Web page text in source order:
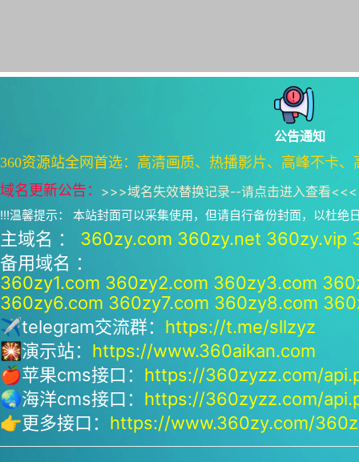
公告通知
360资源站全网首选：高清画质、热播影片、高峰不卡
域名更新公告： >>>域名失效替换记录--请点击进入查看<<<
!!!温馨提示： 本站封面可以采集使用，但请自行备份封面，以杜绝
主域名 ： 360zy.com 360zy.net 360zy.vip
备用域名 ：
360zy1.com 360zy2.com 360zy3.com
360zy6.com 360zy7.com 360zy8.com
✈telegram交流群： https://t.me/sllzyz
🎇演示站： https://www.360aikan.com
🍎苹果cms接口： https://360zyzz.com/
🌏海洋cms接口： https://360zyzz.com/
👉更多接口： https://www.360zy.com/